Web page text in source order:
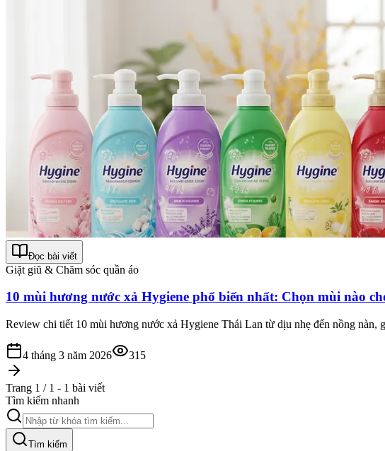
Đọc bài viết
Giặt giũ & Chăm sóc quần áo
10 mùi hương nước xả Hygiene phổ biến nhất: Chọn mùi nào
Review chi tiết 10 mùi hương nước xả Hygiene Thái Lan từ dịu nhẹ đến nồng nàn,
4 tháng 3 năm 2026 315
Trang 1 / 1 - 1 bài viết
Tìm kiếm nhanh
Tìm kiếm